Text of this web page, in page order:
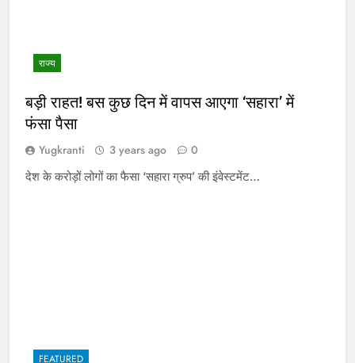
राज्य
बड़ी राहत! बस कुछ दिन में वापस आएगा ‘सहारा’ में
फंसा पैसा
Yugkranti 3 years ago 0
देश के करोड़ों लोगों का फैसा ‘सहारा ग्रुप’ की इंवेस्टमेंट…
FEATURED